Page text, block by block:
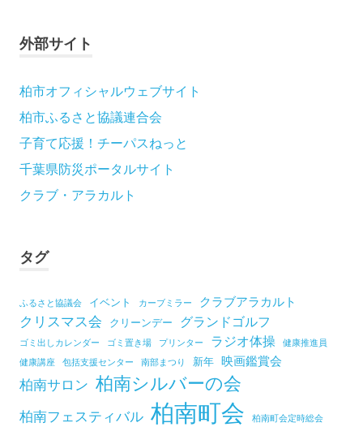
外部サイト
柏市オフィシャルウェブサイト
柏市ふるさと協議連合会
子育て応援！チーパスねっと
千葉県防災ポータルサイト
クラブ・アラカルト
タグ
ふるさと協議会 イベント カーブミラー クラブアラカルト
クリスマス会 クリーンデー グランドゴルフ
ゴミ出しカレンダー ゴミ置き場 プリンター ラジオ体操 健康推進員
健康講座 包括支援センター 南部まつり 新年 映画鑑賞会
柏南サロン 柏南シルバーの会
柏南フェスティバル 柏南町会
柏南町会定時総会